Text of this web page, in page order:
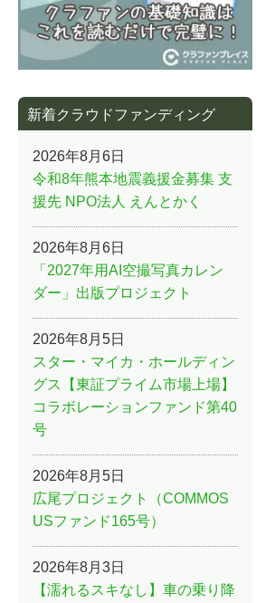
新着クラウドファンディング
2026年8月6日
令和8年熊本地震義援金募集 支
援先 NPO法人 えんとかく
2026年8月6日
「2027年用AI空撮写真カレン
ダー」出版プロジェクト
2026年8月5日
スター・マイカ・ホールディン
グス【東証プライム市場上場】
コラボレーションファンド第40
号
2026年8月5日
広尾プロジェクト（COMMOS
USファンド165号）
2026年8月3日
【濡れるスキなし】車の乗り降